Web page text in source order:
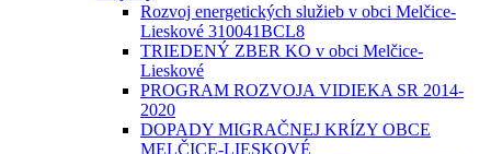
Rozvoj energetických služieb v obci Melčice-
Lieskové 310041BCL8
TRIEDENÝ ZBER KO v obci Melčice-
Lieskové
PROGRAM ROZVOJA VIDIEKA SR 2014-
2020
DOPADY MIGRAČNEJ KRÍZY OBCE
MELČICE-LIESKOVÉ